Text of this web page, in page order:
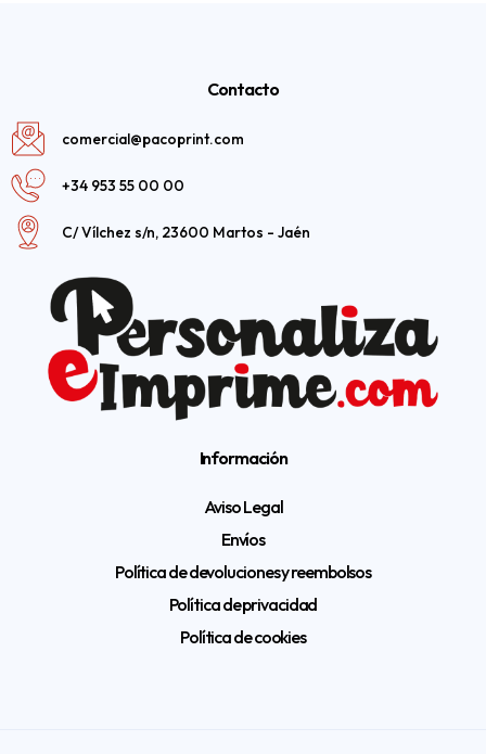
Contacto
comercial@pacoprint.com
+34 953 55 00 00
C/ Vílchez s/n, 23600 Martos - Jaén
Información
Aviso Legal
Envíos
Política de devoluciones y reembolsos
Política de privacidad
Política de cookies